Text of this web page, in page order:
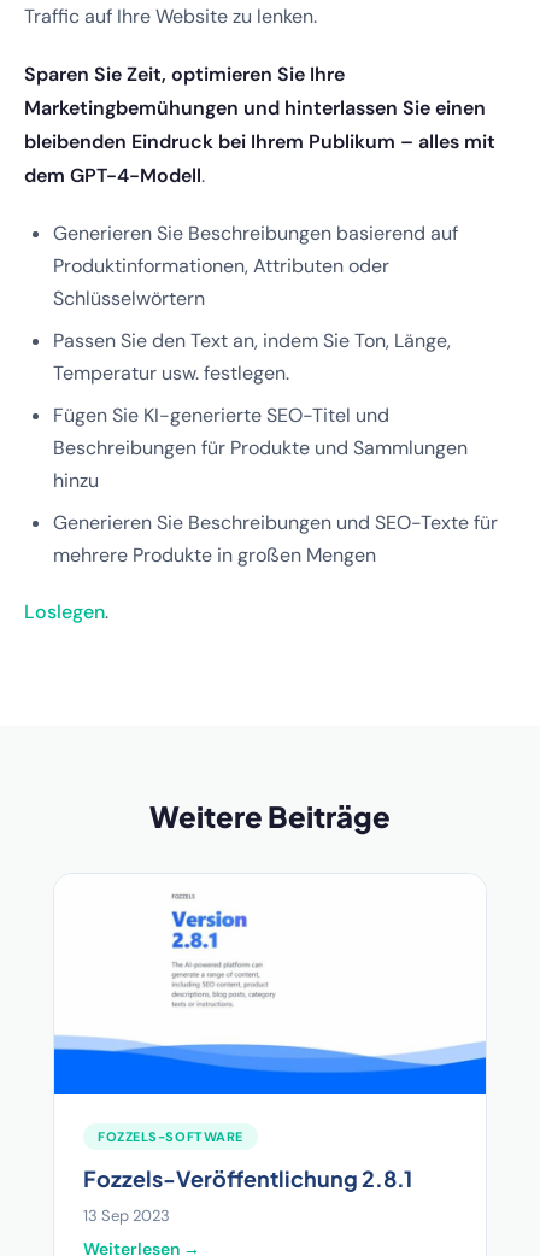
Traffic auf Ihre Website zu lenken.
Sparen Sie Zeit, optimieren Sie Ihre
Marketingbemühungen und hinterlassen Sie einen
bleibenden Eindruck bei Ihrem Publikum – alles mit
dem GPT-4-Modell.
Generieren Sie Beschreibungen basierend auf
Produktinformationen, Attributen oder
Schlüsselwörtern
Passen Sie den Text an, indem Sie Ton, Länge,
Temperatur usw. festlegen.
Fügen Sie KI-generierte SEO-Titel und
Beschreibungen für Produkte und Sammlungen
hinzu
Generieren Sie Beschreibungen und SEO-Texte für
mehrere Produkte in großen Mengen
Loslegen.
Weitere Beiträge
FOZZELS-SOFTWARE
Fozzels-Veröffentlichung 2.8.1
13 Sep 2023
Weiterlesen →